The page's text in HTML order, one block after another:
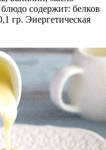
содержит: белков
гр. Энергетическая